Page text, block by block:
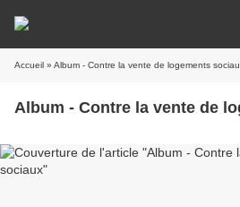
Accueil » Album - Contre la vente de logements
Album - Contre la vente de